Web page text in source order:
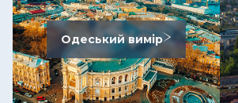
Одеський вимір